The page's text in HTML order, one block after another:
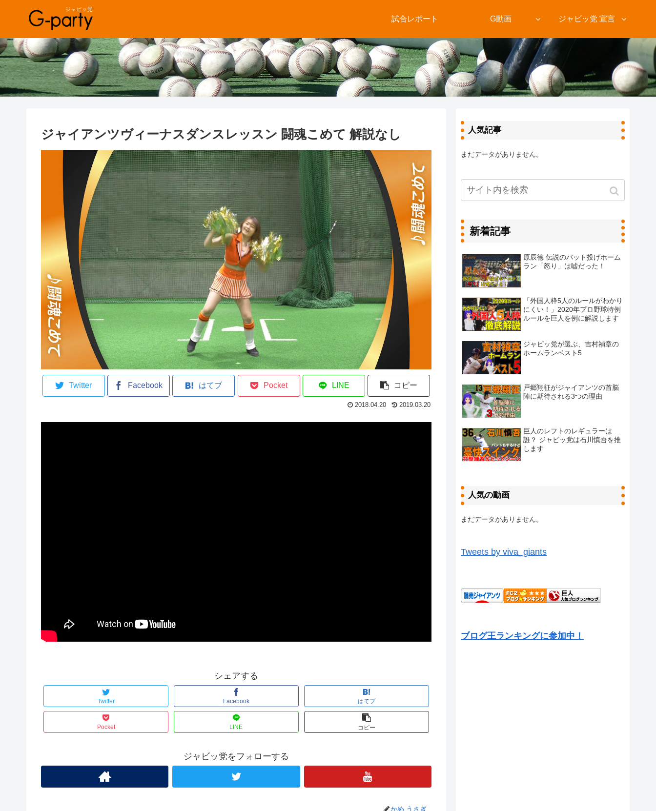
試合レポート G動画 ジャビッ党 宣言
ジャイアンツヴィーナスダンスレッスン 闘魂こめて 解説なし
Twitter Facebook はてブ Pocket LINE コピー
2018.04.20 2019.03.20
シェアする
Twitter Facebook はてブ
Pocket LINE コピー
ジャビッ党をフォローする
かめ うさぎ
人気記事
まだデータがありません。
新着記事
原辰徳 伝説のバット投げホーム
ラン「怒り」は嘘だった！
「外国人枠5人のルールがわかり
にくい！」2020年プロ野球特例
ルールを巨人を例に解説します
ジャビッ党が選ぶ、吉村禎章の
ホームランベスト5
戸郷翔征がジャイアンツの首脳
陣に期待される3つの理由
巨人のレフトのレギュラーは
誰？ ジャビッ党は石川慎吾を推
します
人気の動画
まだデータがありません。
Tweets by viva_giants
ブログ王ランキングに参加中！